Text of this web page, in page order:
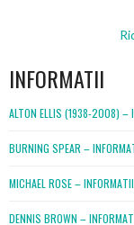
INFORMATII
ALTON ELLIS (1938-2008) –
BURNING SPEAR –
MICHAEL ROSE –
DENNIS BROWN –